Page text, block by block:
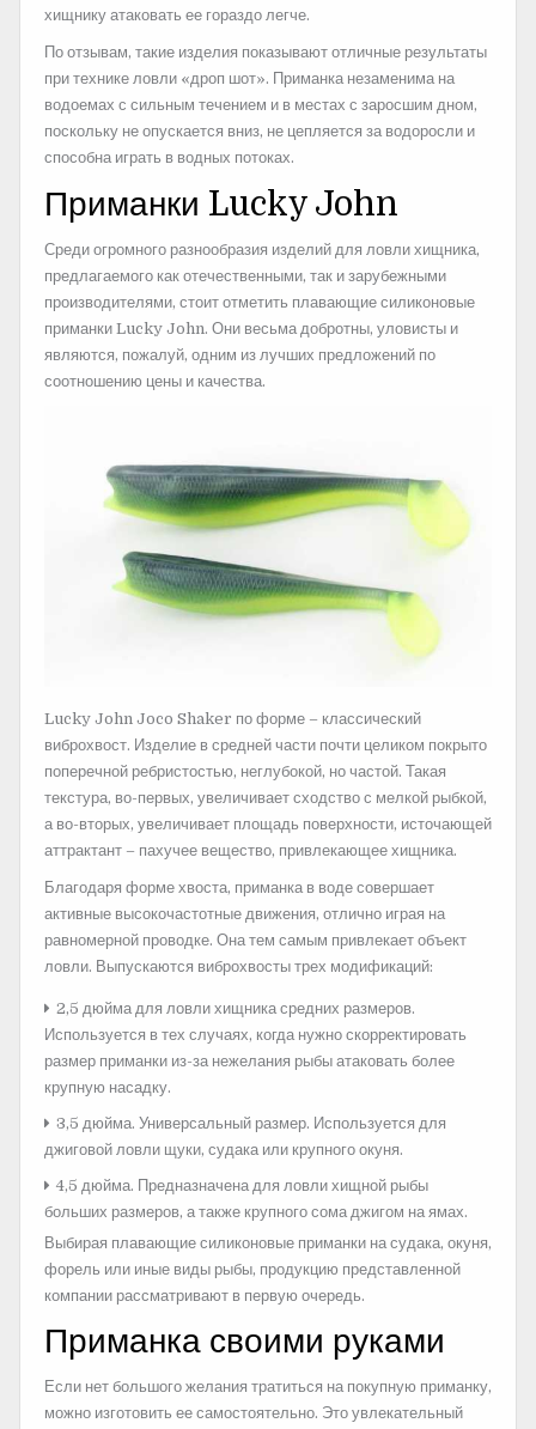
хищнику атаковать ее гораздо легче.
По отзывам, такие изделия показывают отличные результаты
при технике ловли «дроп шот». Приманка незаменима на
водоемах с сильным течением и в местах с заросшим дном,
поскольку не опускается вниз, не цепляется за водоросли и
способна играть в водных потоках.
Приманки Lucky John
Среди огромного разнообразия изделий для ловли хищника,
предлагаемого как отечественными, так и зарубежными
производителями, стоит отметить плавающие силиконовые
приманки Lucky John. Они весьма добротны, уловисты и
являются, пожалуй, одним из лучших предложений по
соотношению цены и качества.
Lucky John Joco Shaker по форме – классический
виброхвост. Изделие в средней части почти целиком покрыто
поперечной ребристостью, неглубокой, но частой. Такая
текстура, во-первых, увеличивает сходство с мелкой рыбкой,
а во-вторых, увеличивает площадь поверхности, источающей
аттрактант – пахучее вещество, привлекающее хищника.
Благодаря форме хвоста, приманка в воде совершает
активные высокочастотные движения, отлично играя на
равномерной проводке. Она тем самым привлекает объект
ловли. Выпускаются виброхвосты трех модификаций:
2,5 дюйма для ловли хищника средних размеров.
Используется в тех случаях, когда нужно скорректировать
размер приманки из-за нежелания рыбы атаковать более
крупную насадку.
3,5 дюйма. Универсальный размер. Используется для
джиговой ловли щуки, судака или крупного окуня.
4,5 дюйма. Предназначена для ловли хищной рыбы
больших размеров, а также крупного сома джигом на ямах.
Выбирая плавающие силиконовые приманки на судака, окуня,
форель или иные виды рыбы, продукцию представленной
компании рассматривают в первую очередь.
Приманка своими руками
Если нет большого желания тратиться на покупную приманку,
можно изготовить ее самостоятельно. Это увлекательный